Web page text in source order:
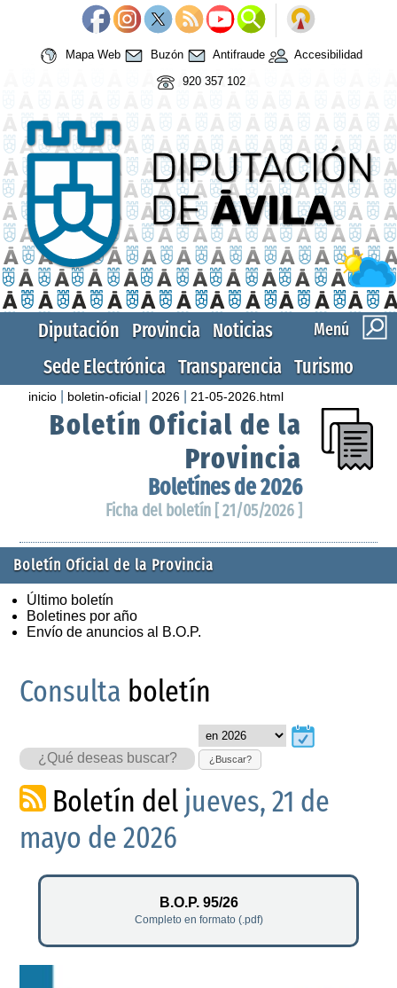
Mapa Web Buzón Antifraude
Accesibilidad
920 357 102
Menú
Diputación Provincia Noticias
Sede Electrónica Transparencia Turismo
inicio boletin-oficial 2026 21-05-2026.html
Boletín Oficial de la
Provincia
Boletínes de 2026
Ficha del boletín [ 21/05/2026 ]
Boletín Oficial de la Provincia
Último boletín
Boletines por año
Envío de anuncios al B.O.P.
Consulta boletín
¿Buscar?
Boletín del jueves, 21 de
mayo de 2026
B.O.P. 95/26
Completo en formato (.pdf)